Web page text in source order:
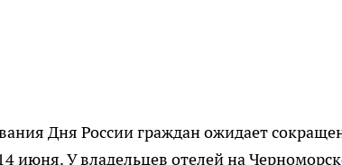
Дня России граждан ожидает
июня. У владельцев отелей на